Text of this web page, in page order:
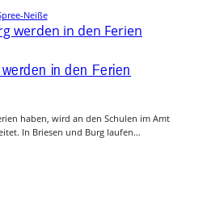
Neiße
in den Ferien
haben, wird an den Schulen im Amt
In Briesen und Burg laufen…